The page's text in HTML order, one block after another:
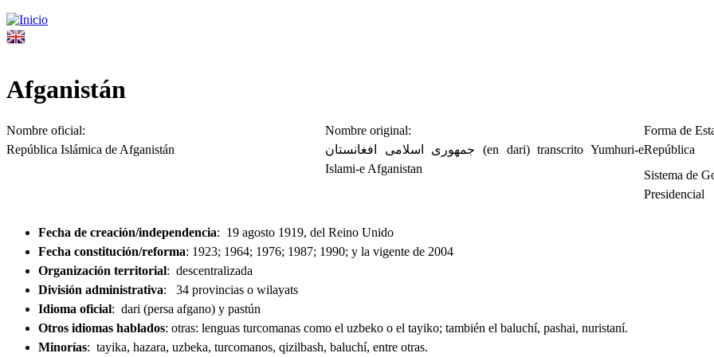
Jump to navigation
Afganistán
Nombre oficial:
República Islámica de Afganistán
Nombre original:
جمهوری اسلامی افغانستان (en dari) transcrito Yumhuri-e
Islami-e Afganistan
Forma de
República
Sistema de
Presidencial
Fecha de creación/independencia: 19 agosto 1919, del Reino Unido
Fecha constitución/reforma: 1923; 1964; 1976; 1987; 1990; y la vigente de 2004
Organización territorial: descentralizada
División administrativa: 34 provincias o wilayats
Idioma oficial: dari (persa afgano) y pastún
Otros idiomas hablados: otras: lenguas turcomanas como el uzbeko o el tayiko; también el baluchí, pashai, nuristaní.
Minorías: tayika, hazara, uzbeka, turcomanos, qizilbash, baluchí, entre otras.